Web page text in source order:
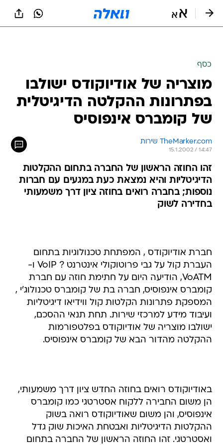
כסף
מוצריה של אודיוקודס ישולבו
בפתרונות ההקלטה הדיגיטלית
של קומברס אינפוסיס
TheMarker.com שירות
15.1.2002 / 14:47
זהו החוזה הראשון של החברה בתחום ההקלטות
הדיגיטליות והיא נמצאת כעת במגעים עם חברות
נוספות; בחברה רואים בחוזה ציון דרך משמעותי
בחדירה לשוק
חברת אודיוקודס , המפתחת טכנולוגיות בתחום
העברת קול על גבי פרוטוקולי אינטרנט ? VoIP ו-
VoATM, הודיעה היום על חתימת חוזה עם חברת
קומברס אינפוסיס, חברה בת של קומברס טכנולוג'י ,
המספקת פתרונות הקלטות קול ווידיאו דיגיטליות
ועיבוד מידע למרכזי שירות. תחת תנאי ההסכם,
ישולבו מוצריה של אודיוקודס בפלטפורמות
ההקלטה מהדור הבא של קומברס אינפוסיס.
באודיוקודס רואים בחוזה החדש ציון דרך משמעותי,
הן משום החבירה ללקוח אסטרטגי כמו קומברס
אינפוסיס, והן משום שאודיוקודס רואה בשוק
ההקלטות הדיגיטליות ואבטחת האיכות שוק גדל
ואסטרטגי. זהו החוזה הראשון של החברה בתחום